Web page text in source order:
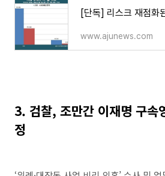
www.ajunews.com
3. 검찰, 조만간 이재명 구속
정